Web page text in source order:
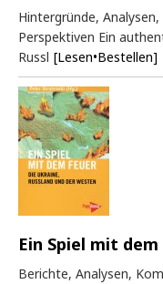
Hintergründe,
Perspektiven Ein
Russl [Lesen•Bestellen]
Ein Spiel mit dem
Berichte, Analysen,